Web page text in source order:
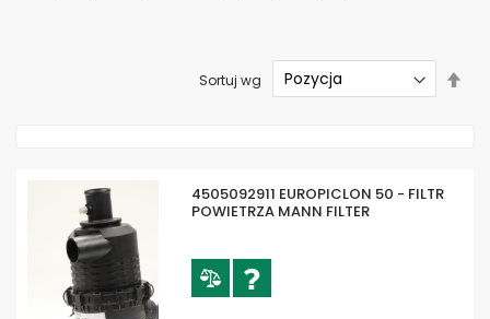
Sortuj wg
4505092911 EUROPICLON 50 - FILTR
POWIETRZA MANN FILTER